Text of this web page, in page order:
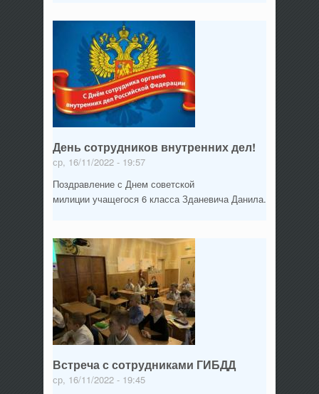
День сотрудников внутренних дел!
ср, 16/11/2022 - 19:57
Поздравление с Днем советской
милиции учащегося 6 класса Зданевича Данила.
Встреча с сотрудниками ГИБДД
ср, 16/11/2022 - 19:45